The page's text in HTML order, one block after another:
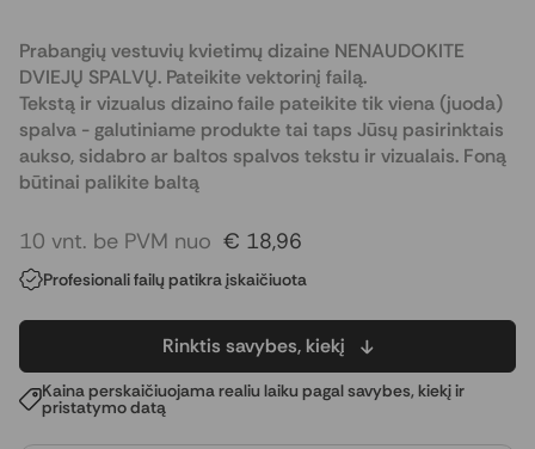
Prabangių vestuvių kvietimų dizaine NENAUDOKITE
DVIEJŲ SPALVŲ. Pateikite vektorinį failą.
Tekstą ir vizualus dizaino faile pateikite tik viena (juoda)
spalva - galutiniame produkte tai taps Jūsų pasirinktais
aukso, sidabro ar baltos spalvos tekstu ir vizualais. Foną
būtinai palikite baltą
10 vnt. be PVM nuo € 18,96
Profesionali failų patikra įskaičiuota
Rinktis savybes, kiekį
Kaina perskaičiuojama realiu laiku pagal savybes, kiekį ir
pristatymo datą